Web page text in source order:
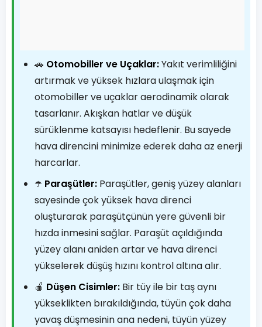
🚗 Otomobiller ve Uçaklar:Yakıt verimliliğini
artırmak ve yüksek hızlara ulaşmak için
otomobiller ve uçaklar aerodinamik olarak
tasarlanır. Akışkan hatlar ve düşük
sürüklenme katsayısı hedeflenir. Bu sayede
hava direncini minimize ederek daha az enerji
harcarlar.
☂️ Paraşütler: Paraşütler, geniş yüzey alanları
sayesinde çok yüksek hava direnci
oluşturarak paraşütçünün yere güvenli bir
hızda inmesini sağlar. Paraşüt açıldığında
yüzey alanı aniden artar ve hava direnci
yükselerek düşüş hızını kontrol altına alır.
🍎 Düşen Cisimler: Bir tüy ile bir taş aynı
yükseklikten bırakıldığında, tüyün çok daha
yavaş düşmesinin ana nedeni, tüyün yüzey